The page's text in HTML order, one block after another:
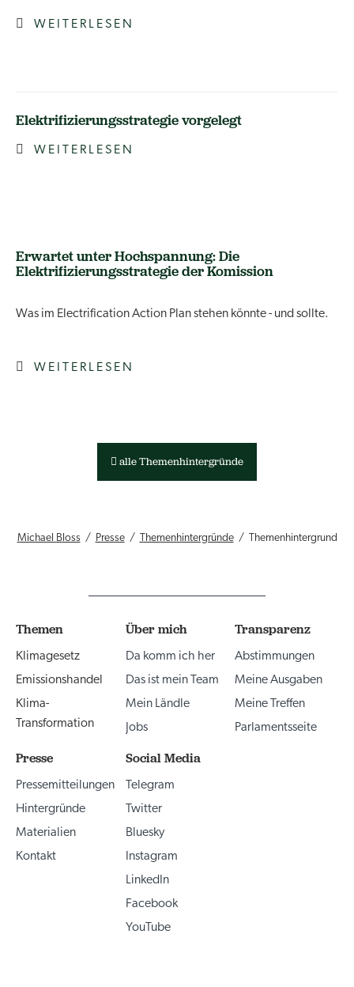
WEITERLESEN
Elektrifizierungsstrategie vorgelegt
WEITERLESEN
Erwartet unter Hochspannung: Die
Elektrifizierungsstrategie der Komission
Was im Electrification Action Plan stehen könnte - und sollte.
WEITERLESEN
alle Themenhintergründe
Michael Bloss Presse Themenhintergründe Themenhintergrund
Themen
Klimagesetz
Emissionshandel
Klima-
Transformation
Über mich
Da komm ich her
Das ist mein Team
Mein Ländle
Jobs
Transparenz
Abstimmungen
Meine Ausgaben
Meine Treffen
Parlamentsseite
Presse
Pressemitteilungen
Hintergründe
Materialien
Kontakt
Social Media
Telegram
Twitter
Bluesky
Instagram
LinkedIn
Facebook
YouTube